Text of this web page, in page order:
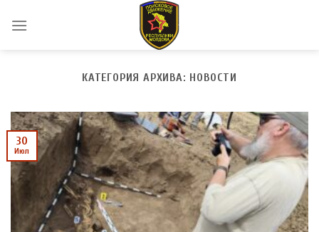
КАТЕГОРИЯ АРХИВА: НОВОСТИ
30
Июл